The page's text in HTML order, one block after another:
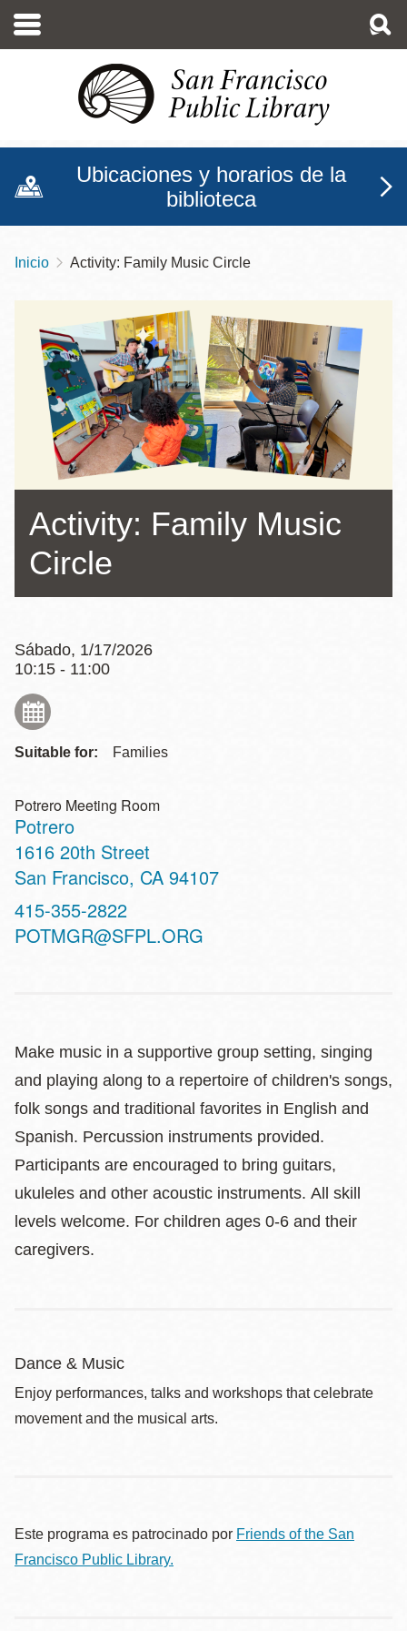
contenido
Ubicaciones y horarios de la
biblioteca
Sobrescribir
enlaces
de
ayuda
navegación
Inicio Activity: Family Music Circle
Activity: Family Music
Circle
Sábado, 1/17/2026
10:15 - 11:00
Suitable for: Families
Potrero Meeting Room
Potrero
Address
1616 20th Street
San Francisco, CA 94107
Contact
Telephone
415-355-2822
POTMGR@SFPL.ORG
Make music in a supportive group setting, singing
and playing along to a repertoire of children's songs,
folk songs and traditional favorites in English and
Spanish. Percussion instruments provided.
Participants are encouraged to bring guitars,
ukuleles and other acoustic instruments. All skill
levels welcome. For children ages 0-6 and their
caregivers.
Dance & Music
Enjoy performances, talks and workshops that celebrate
movement and the musical arts.
Este programa es patrocinado por Friends of the San
Francisco Public Library.